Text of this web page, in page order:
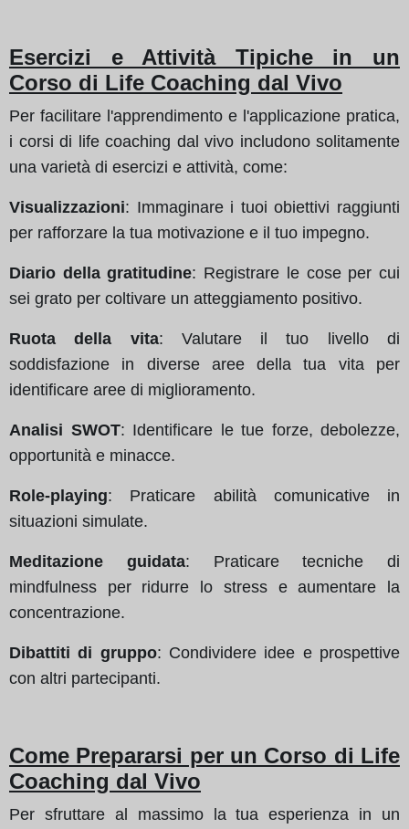
Esercizi e Attività Tipiche in un
Corso di Life Coaching dal Vivo
Per facilitare l'apprendimento e l'applicazione pratica,
i corsi di life coaching dal vivo includono solitamente
una varietà di esercizi e attività, come:
Visualizzazioni: Immaginare i tuoi obiettivi raggiunti
per rafforzare la tua motivazione e il tuo impegno.
Diario della gratitudine: Registrare le cose per cui
sei grato per coltivare un atteggiamento positivo.
Ruota della vita: Valutare il tuo livello di
soddisfazione in diverse aree della tua vita per
identificare aree di miglioramento.
Analisi SWOT: Identificare le tue forze, debolezze,
opportunità e minacce.
Role-playing: Praticare abilità comunicative in
situazioni simulate.
Meditazione guidata: Praticare tecniche di
mindfulness per ridurre lo stress e aumentare la
concentrazione.
Dibattiti di gruppo: Condividere idee e prospettive
con altri partecipanti.
Come Prepararsi per un Corso di Life
Coaching dal Vivo
Per sfruttare al massimo la tua esperienza in un